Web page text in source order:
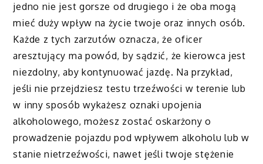
jedno nie jest gorsze od drugiego i że oba mogą
mieć duży wpływ na życie twoje oraz innych osób.
Każde z tych zarzutów oznacza, że oficer
aresztujący ma powód, by sądzić, że kierowca jest
niezdolny, aby kontynuować jazdę. Na przykład,
jeśli nie przejdziesz testu trzeźwości w terenie lub
w inny sposób wykażesz oznaki upojenia
alkoholowego, możesz zostać oskarżony o
prowadzenie pojazdu pod wpływem alkoholu lub w
stanie nietrzeźwości, nawet jeśli twoje stężenie